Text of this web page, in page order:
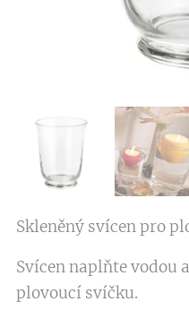
Skleněný svícen pro
Svícen naplňte vodou
plovoucí svíčku.